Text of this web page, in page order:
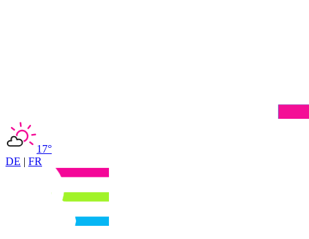
17°
DE | FR